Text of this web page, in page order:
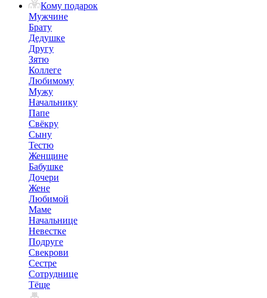
Кому подарок
Мужчине
Брату
Дедушке
Другу
Зятю
Коллеге
Любимому
Мужу
Начальнику
Папе
Свёкру
Сыну
Тестю
Женщине
Бабушке
Дочери
Жене
Любимой
Маме
Начальнице
Невестке
Подруге
Свекрови
Сестре
Сотруднице
Тёще